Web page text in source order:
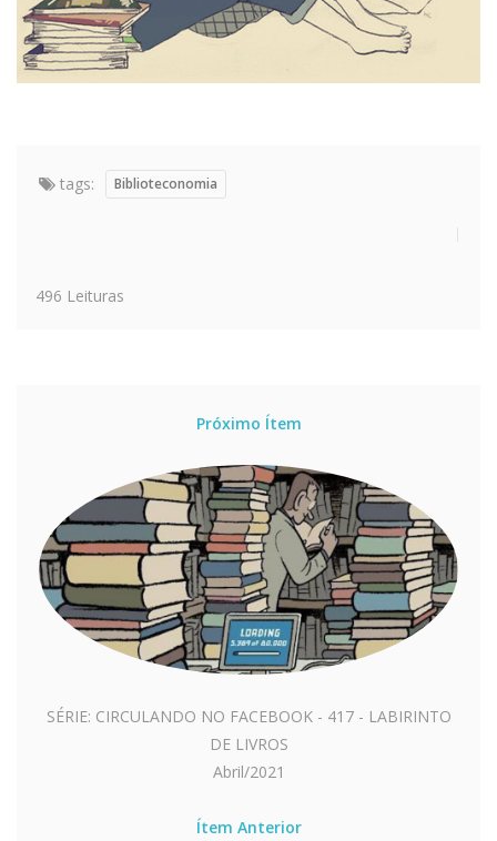
tags: Biblioteconomia
496 Leituras
Próximo Ítem
SÉRIE: CIRCULANDO NO FACEBOOK - 417 - LABIRINTO
DE LIVROS
Abril/2021
Ítem Anterior